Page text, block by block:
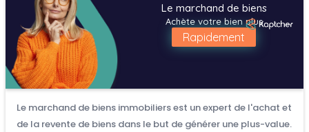
Le marchand de biens
Achète votre bien plus
Rapidement
Le marchand de biens immobiliers est un expert de l'achat et
de la revente de biens dans le but de générer une plus-value.